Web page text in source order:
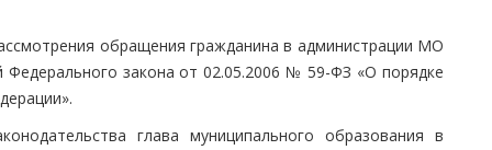
обращения гражданина в администрации МО
закона от 02.05.2006 № 59-ФЗ «О порядке
глава муниципального образования в